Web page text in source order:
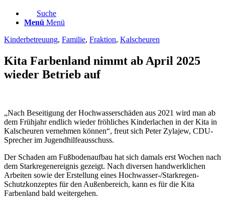
Suche
Menü Menü
Kinderbetreuung, Familie, Fraktion, Kalscheuren
Kita Farbenland nimmt ab April 2025
wieder Betrieb auf
„Nach Beseitigung der Hochwasserschäden aus 2021 wird man ab
dem Frühjahr endlich wieder fröhliches Kinderlachen in der Kita in
Kalscheuren vernehmen können“, freut sich Peter Zylajew, CDU-
Sprecher im Jugendhilfeausschuss.
Der Schaden am Fußbodenaufbau hat sich damals erst Wochen nach
dem Starkregenereignis gezeigt. Nach diversen handwerklichen
Arbeiten sowie der Erstellung eines Hochwasser-/Starkregen-
Schutzkonzeptes für den Außenbereich, kann es für die Kita
Farbenland bald weitergehen.